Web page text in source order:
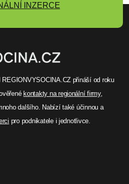
INZERCE
přináší od roku
kontakty na regionální firmy,
dalšího. Nabízí také účinnou a
pro podnikatele i jednotlivce.